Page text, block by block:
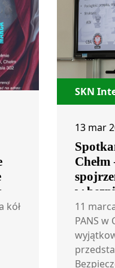
kół
SKN
13 mar
w
11
PANS w